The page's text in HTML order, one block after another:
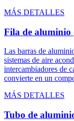
MÁS DETALLES
Fila de aluminio
Las barras de
sistemas de aire
intercambiadores de
convierte en un
MÁS DETALLES
Tubo de